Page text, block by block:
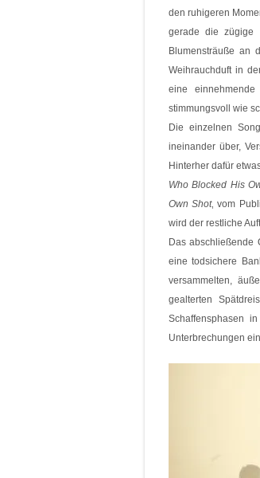
den ruhigeren
gerade die zügige
Blumensträuße an
Weihrauchduft in
eine
stimmungsvoll wie
Die einzelnen
ineinander über,
Hinterher dafür
Who Blocked His
Own Shot‚ vom
wird der restliche
Das abschließende
eine todsichere
versammelten,
gealterten
Schaffensphasen
Unterbrechungen